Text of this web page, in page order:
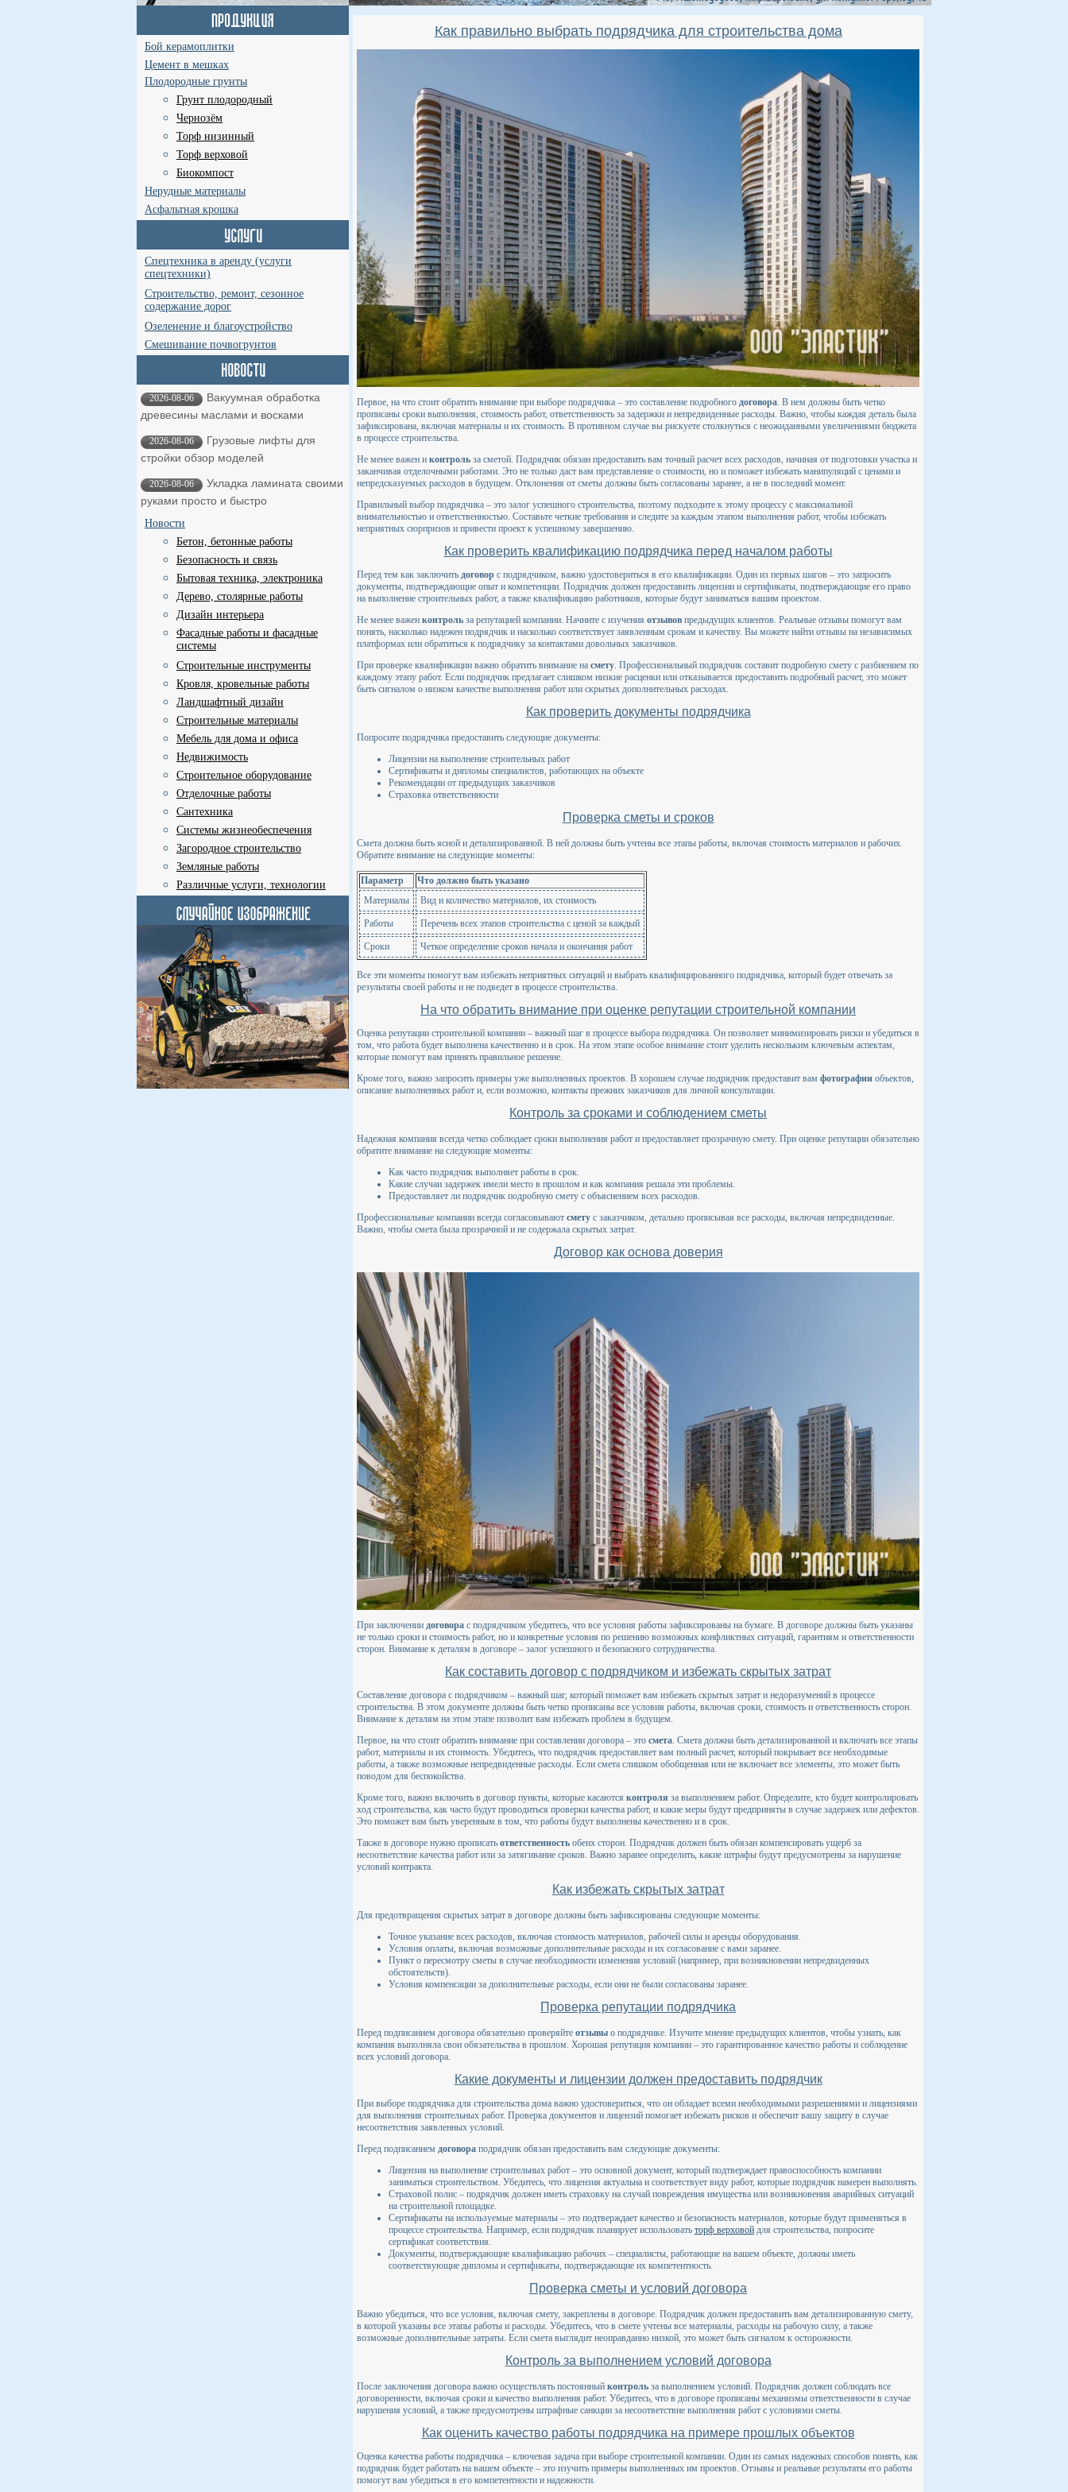
Бой керамоплитки
Цемент в мешках
Плодородные грунты
Грунт плодородный
Чернозём
Торф низинный
Торф верховой
Биокомпост
Нерудные материалы
Асфальтная крошка
Спецтехника в аренду (услуги
спецтехники)
Строительство, ремонт, сезонное
содержание дорог
Озеленение и благоустройство
Смешивание почвогрунтов
2026-08-06
Вакуумная обработка
древесины маслами и восками
2026-08-06
Грузовые лифты для
стройки обзор моделей
2026-08-06
Укладка ламината своими
руками просто и быстро
Новости
Бетон, бетонные работы
Безопасность и связь
Бытовая техника, электроника
Дерево, столярные работы
Дизайн интерьера
Фасадные работы и фасадные
системы
Строительные инструменты
Кровля, кровельные работы
Ландшафтный дизайн
Строительные материалы
Мебель для дома и офиса
Недвижимость
Строительное оборудование
Отделочные работы
Сантехника
Системы жизнеобеспечения
Загородное строительство
Земляные работы
Различные услуги, технологии
Как правильно выбрать подрядчика для строительства дома
Первое, на что стоит обратить внимание при выборе подрядчика – это составление подробного договора. В нем должны быть четко
прописаны сроки выполнения, стоимость работ, ответственность за задержки и непредвиденные расходы. Важно, чтобы каждая деталь была
зафиксирована, включая материалы и их стоимость. В противном случае вы рискуете столкнуться с неожиданными увеличениями бюджета
в процессе строительства.
Не менее важен и контроль за сметой. Подрядчик обязан предоставить вам точный расчет всех расходов, начиная от подготовки участка и
заканчивая отделочными работами. Это не только даст вам представление о стоимости, но и поможет избежать манипуляций с ценами и
непредсказуемых расходов в будущем. Отклонения от сметы должны быть согласованы заранее, а не в последний момент.
Правильный выбор подрядчика – это залог успешного строительства, поэтому подходите к этому процессу с максимальной
внимательностью и ответственностью. Составьте четкие требования и следите за каждым этапом выполнения работ, чтобы избежать
неприятных сюрпризов и привести проект к успешному завершению.
Как проверить квалификацию подрядчика перед началом работы
Перед тем как заключить договор с подрядчиком, важно удостовериться в его квалификации. Один из первых шагов – это запросить
документы, подтверждающие опыт и компетенции. Подрядчик должен предоставить лицензии и сертификаты, подтверждающие его право
на выполнение строительных работ, а также квалификацию работников, которые будут заниматься вашим проектом.
Не менее важен контроль за репутацией компании. Начните с изучения отзывов предыдущих клиентов. Реальные отзывы помогут вам
понять, насколько надежен подрядчик и насколько соответствует заявленным срокам и качеству. Вы можете найти отзывы на независимых
платформах или обратиться к подрядчику за контактами довольных заказчиков.
При проверке квалификации важно обратить внимание на смету. Профессиональный подрядчик составит подробную смету с разбиением по
каждому этапу работ. Если подрядчик предлагает слишком низкие расценки или отказывается предоставить подробный расчет, это может
быть сигналом о низком качестве выполнения работ или скрытых дополнительных расходах.
Как проверить документы подрядчика
Попросите подрядчика предоставить следующие документы:
Лицензии на выполнение строительных работ
Сертификаты и дипломы специалистов, работающих на объекте
Рекомендации от предыдущих заказчиков
Страховка ответственности
Проверка сметы и сроков
Смета должна быть ясной и детализированной. В ней должны быть учтены все этапы работы, включая стоимость материалов и рабочих.
Обратите внимание на следующие моменты:
Параметр
Что должно быть указано
Материалы
Вид и количество материалов, их стоимость
Работы Перечень всех этапов строительства с ценой за каждый
Сроки Четкое определение сроков начала и окончания работ
Все эти моменты помогут вам избежать неприятных ситуаций и выбрать квалифицированного подрядчика, который будет отвечать за
результаты своей работы и не подведет в процессе строительства.
На что обратить внимание при оценке репутации строительной компании
Оценка репутации строительной компании – важный шаг в процессе выбора подрядчика. Он позволяет минимизировать риски и убедиться в
том, что работа будет выполнена качественно и в срок. На этом этапе особое внимание стоит уделить нескольким ключевым аспектам,
которые помогут вам принять правильное решение.
Кроме того, важно запросить примеры уже выполненных проектов. В хорошем случае подрядчик предоставит вам фотографии объектов,
описание выполненных работ и, если возможно, контакты прежних заказчиков для личной консультации.
Контроль за сроками и соблюдением сметы
Надежная компания всегда четко соблюдает сроки выполнения работ и предоставляет прозрачную смету. При оценке репутации обязательно
обратите внимание на следующие моменты:
Как часто подрядчик выполняет работы в срок.
Какие случаи задержек имели место в прошлом и как компания решала эти проблемы.
Предоставляет ли подрядчик подробную смету с объяснением всех расходов.
Профессиональные компании всегда согласовывают смету с заказчиком, детально прописывая все расходы, включая непредвиденные.
Важно, чтобы смета была прозрачной и не содержала скрытых затрат.
Договор как основа доверия
При заключении договора с подрядчиком убедитесь, что все условия работы зафиксированы на бумаге. В договоре должны быть указаны
не только сроки и стоимость работ, но и конкретные условия по решению возможных конфликтных ситуаций, гарантиям и ответственности
сторон. Внимание к деталям в договоре – залог успешного и безопасного сотрудничества.
Как составить договор с подрядчиком и избежать скрытых затрат
Составление договора с подрядчиком – важный шаг, который поможет вам избежать скрытых затрат и недоразумений в процессе
строительства. В этом документе должны быть четко прописаны все условия работы, включая сроки, стоимость и ответственность сторон.
Внимание к деталям на этом этапе позволит вам избежать проблем в будущем.
Первое, на что стоит обратить внимание при составлении договора – это смета. Смета должна быть детализированной и включать все этапы
работ, материалы и их стоимость. Убедитесь, что подрядчик предоставляет вам полный расчет, который покрывает все необходимые
работы, а также возможные непредвиденные расходы. Если смета слишком обобщенная или не включает все элементы, это может быть
поводом для беспокойства.
Кроме того, важно включить в договор пункты, которые касаются контроля за выполнением работ. Определите, кто будет контролировать
ход строительства, как часто будут проводиться проверки качества работ, и какие меры будут предприняты в случае задержек или дефектов.
Это поможет вам быть уверенным в том, что работы будут выполнены качественно и в срок.
Также в договоре нужно прописать ответственность обеих сторон. Подрядчик должен быть обязан компенсировать ущерб за
несоответствие качества работ или за затягивание сроков. Важно заранее определить, какие штрафы будут предусмотрены за нарушение
условий контракта.
Как избежать скрытых затрат
Для предотвращения скрытых затрат в договоре должны быть зафиксированы следующие моменты:
Точное указание всех расходов, включая стоимость материалов, рабочей силы и аренды оборудования.
Условия оплаты, включая возможные дополнительные расходы и их согласование с вами заранее.
Пункт о пересмотру сметы в случае необходимости изменения условий (например, при возникновении непредвиденных
обстоятельств).
Условия компенсации за дополнительные расходы, если они не были согласованы заранее.
Проверка репутации подрядчика
Перед подписанием договора обязательно проверяйте отзывы о подрядчике. Изучите мнение предыдущих клиентов, чтобы узнать, как
компания выполняла свои обязательства в прошлом. Хорошая репутация компании – это гарантированное качество работы и соблюдение
всех условий договора.
Какие документы и лицензии должен предоставить подрядчик
При выборе подрядчика для строительства дома важно удостовериться, что он обладает всеми необходимыми разрешениями и лицензиями
для выполнения строительных работ. Проверка документов и лицензий помогает избежать рисков и обеспечит вашу защиту в случае
несоответствия заявленных условий.
Перед подписанием договора подрядчик обязан предоставить вам следующие документы:
Лицензия на выполнение строительных работ – это основной документ, который подтверждает правоспособность компании
заниматься строительством. Убедитесь, что лицензия актуальна и соответствует виду работ, которые подрядчик намерен выполнять.
Страховой полис – подрядчик должен иметь страховку на случай повреждения имущества или возникновения аварийных ситуаций
на строительной площадке.
Сертификаты на используемые материалы – это подтверждает качество и безопасность материалов, которые будут применяться в
процессе строительства. Например, если подрядчик планирует использовать торф верховой для строительства, попросите
сертификат соответствия.
Документы, подтверждающие квалификацию рабочих – специалисты, работающие на вашем объекте, должны иметь
соответствующие дипломы и сертификаты, подтверждающие их компетентность.
Проверка сметы и условий договора
Важно убедиться, что все условия, включая смету, закреплены в договоре. Подрядчик должен предоставить вам детализированную смету,
в которой указаны все этапы работы и расходы. Убедитесь, что в смете учтены все материалы, расходы на рабочую силу, а также
возможные дополнительные затраты. Если смета выглядит неоправданно низкой, это может быть сигналом к осторожности.
Контроль за выполнением условий договора
После заключения договора важно осуществлять постоянный контроль за выполнением условий. Подрядчик должен соблюдать все
договоренности, включая сроки и качество выполнения работ. Убедитесь, что в договоре прописаны механизмы ответственности в случае
нарушения условий, а также предусмотрены штрафные санкции за несоответствие выполнения работ с условиями сметы.
Как оценить качество работы подрядчика на примере прошлых объектов
Оценка качества работы подрядчика – ключевая задача при выборе строительной компании. Один из самых надежных способов понять, как
подрядчик будет работать на вашем объекте – это изучить примеры выполненных им проектов. Отзывы и реальные результаты его работы
помогут вам убедиться в его компетентности и надежности.